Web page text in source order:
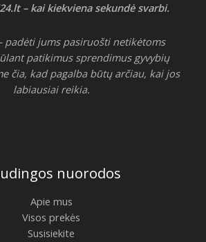
– kai kiekviena sekundė svarbi.
padėti jums pasiruošti netikėtoms
patikimus sprendimus gyvybių
čia, kad pagalba būtų arčiau, kai jos
labiausiai reikia.
nuorodos
Apie mus
Visos prekės
Susisiekite